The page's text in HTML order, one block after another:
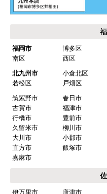
欲しい商品をスムーズに
予定の期日までに商品が届
商品の梱包は必要十分なも
またこのショップを利用し
文時期】2026年03
福岡市 博多区
南区
西区
北九州市
小倉北区
若松区
戸畑区
筑紫野市
春日市
古賀市
福津市
行橋市
豊前市
久留米市
柳川市
大川市
小郡市
直方市
飯塚市
嘉麻市
伊万里市 唐津市